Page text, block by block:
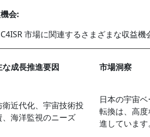
会:
市場に関連するさまざまな収益機
な成長推進要因 市場洞察
衛近代化、宇宙技術投
、海洋監視のニーズ
日本の宇宙
転換は、高
進しています。